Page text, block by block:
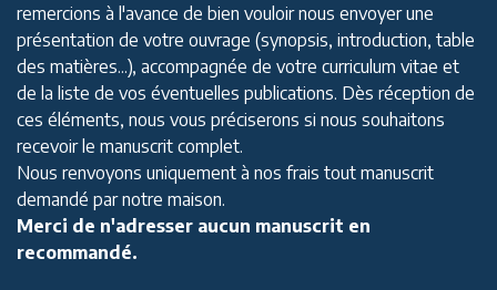
remercions à l'avance de bien vouloir nous envoyer une
présentation de votre ouvrage (synopsis, introduction, table
des matières...), accompagnée de votre curriculum vitae et
de la liste de vos éventuelles publications. Dès réception de
ces éléments, nous vous préciserons si nous souhaitons
recevoir le manuscrit complet.
Nous renvoyons uniquement à nos frais tout manuscrit
demandé par notre maison.
Merci de n'adresser aucun manuscrit en
recommandé.